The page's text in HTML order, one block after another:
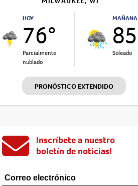
HOY
76°
Parcialmente
nublado
MAÑANA
Soleado
PRONÓSTICO EXTENDIDO
Inscríbete a nuestro
boletín de noticias!